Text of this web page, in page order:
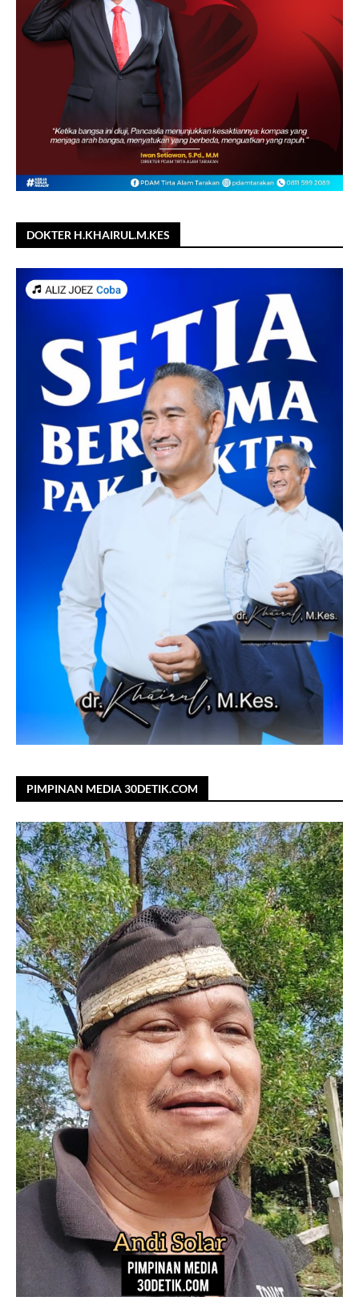
DOKTER H.KHAIRUL.M.KES
PIMPINAN MEDIA 30DETIK.COM